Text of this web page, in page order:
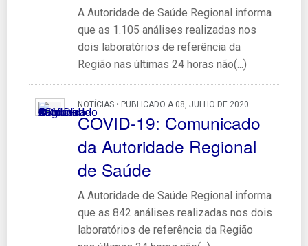
A Autoridade de Saúde Regional informa
que as 1.105 análises realizadas nos
dois laboratórios de referência da
Região nas últimas 24 horas não(...)
NOTÍCIAS • PUBLICADO A 08, JULHO DE 2020
COVID-19: Comunicado
da Autoridade Regional
de Saúde
A Autoridade de Saúde Regional informa
que as 842 análises realizadas nos dois
laboratórios de referência da Região